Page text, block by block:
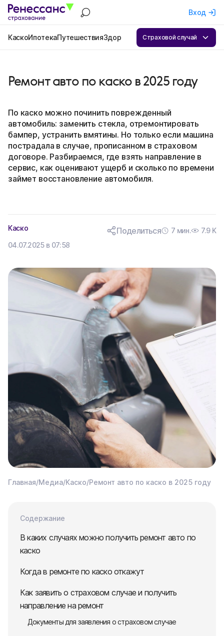
Вход
КаскоИпотекаПутешествияЗдоровье КвартираОСАГОБизнес
Страховой случай
Ремонт авто по каско в 2025 году
По каско можно починить поврежденный
автомобиль: заменить стекла, отремонтировать
бампер, устранить вмятины. Но только если машина
пострадала в случае, прописанном в страховом
договоре. Разбираемся, где взять направление в
сервис, как оценивают ущерб и сколько по времени
займет восстановление автомобиля.
Каско
04.07.2025 в 07:58
Поделиться 7 мин. 7.9 K
Главная/Медиа/Каско/Ремонт авто по каско в 2025 году
Содержание
В каких случаях можно получить ремонт авто по
каско
Когда в ремонте по каско откажут
Как заявить о страховом случае и получить
направление на ремонт
Документы для заявления о страховом случае